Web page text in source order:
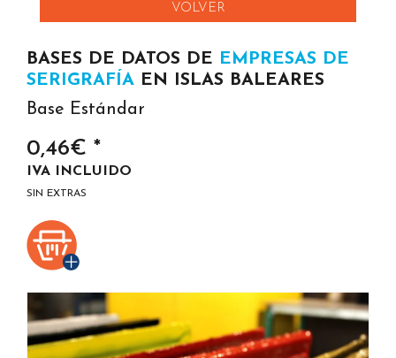
VOLVER
BASES DE DATOS DE EMPRESAS DE
SERIGRAFÍA EN ISLAS BALEARES
Base Estándar
0,46€ *
IVA INCLUIDO
SIN EXTRAS